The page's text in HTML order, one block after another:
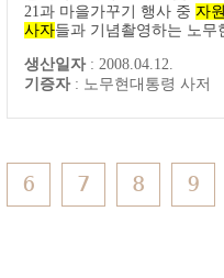
21과 마을가꾸기 행사 중 자
사자들과 기념촬영하는 노무
생산일자 : 2008.04.12.
기증자 : 노무현대통령 사저
6 7 8 9